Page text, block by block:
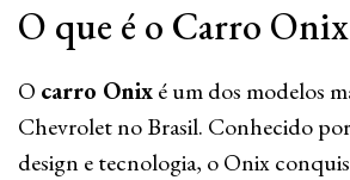
O que é o Carro
O carro Onixé um dos modelos
Chevrolet no Brasil. Conhecido
design e tecnologia, o Onix